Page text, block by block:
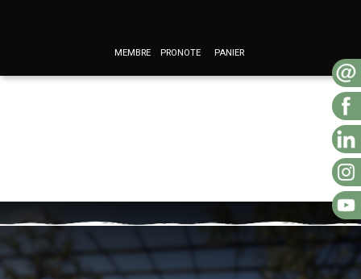
MEMBRE PRONOTE PANIER